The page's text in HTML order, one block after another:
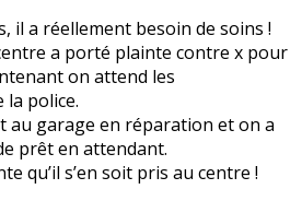
il a réellement besoin de soins !
a porté plainte contre x pour
on attend les
la police.
au garage en réparation et on a
prêt en attendant.
qu’il s’en soit pris au centre !